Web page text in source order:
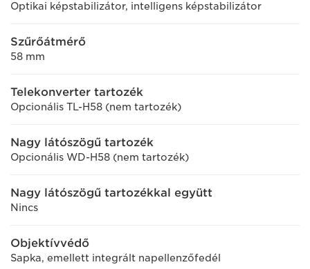
Optikai képstabilizátor, intelligens képstabilizátor
Szűrőátmérő
58 mm
Telekonverter tartozék
Opcionális TL-H58 (nem tartozék)
Nagy látószögű tartozék
Opcionális WD-H58 (nem tartozék)
Nagy látószögű tartozékkal együtt
Nincs
Objektívvédő
Sapka, emellett integrált napellenzőfedél